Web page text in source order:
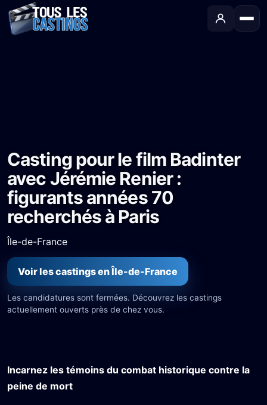
Casting pour le film Badinter
avec Jérémie Renier :
figurants années 70
recherchés à Paris
Île-de-France
Voir les castings en Île-de-France
Les candidatures sont fermées. Découvrez les castings
actuellement ouverts près de chez vous.
Incarnez les témoins du combat historique contre la
peine de mort